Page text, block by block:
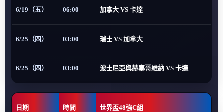
6/19（五） 06:00 加拿大 VS 卡達
6/25（四） 03:00 瑞士 VS 加拿大
6/25（四） 03:00 波士尼亞與赫塞哥維納 VS 卡達
日期 時間 世界盃48強C組